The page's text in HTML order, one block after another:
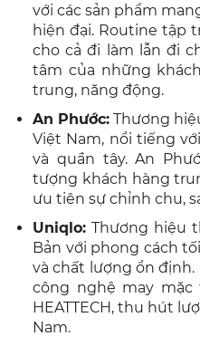
với các sản phẩm
hiện đại. Routine tập
cho cả đi làm lẫn đi
tâm của những
trung, năng động.
An Phước: Thương
Việt Nam, nổi tiếng
và quần tây. An
tượng khách hàng
ưu tiên sự chỉnh chu,
Uniqlo: Thương hiệu
Bản với phong cách
và chất lượng ổn
công nghệ may mặc
HEATTECH, thu hút
Nam.